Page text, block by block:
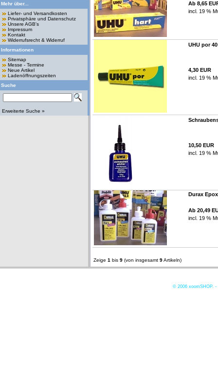
Mehr über...
Liefer- und Versandkosten
Privatsphäre und Datenschutz
Unsere AGB's
Impressum
Kontakt
Widerrufsrecht & Widerruf
Informationen
Sitemap
Messe - Termine
Neue Artikel
Ladenöffnungszeiten
Suche
Erweiterte Suche »
Ab 8,65
incl. 19 %
UHU por
4,30 EUR
incl. 19 %
10,50 EUR
incl. 19 %
Durax
Ab 20,49
incl. 19 %
Zeige 1 bis 9 (von insgesamt 9Artikeln)
© 2006 xoomSHOP. -